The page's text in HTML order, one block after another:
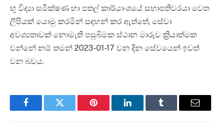
භූ විද්‍යා සමීක්ෂණ හා පතල් කාර්යාංශයේ සභාපතිවරයා වෙත
ලිපියක් යොමු කරමින් සඳහන් කර ඇත්තේ, සේවා
අවශ්‍යතාවක් නොමැති පසුබිමක ස්ථාන මාරුව ක්‍රියාත්මක
වන්නේ නම් තමන් 2023-01-17 වන දින සේවයෙන් ඉවත්
වන බවය.
FacebookTwitter Pinterest LinkedInTumblr Email